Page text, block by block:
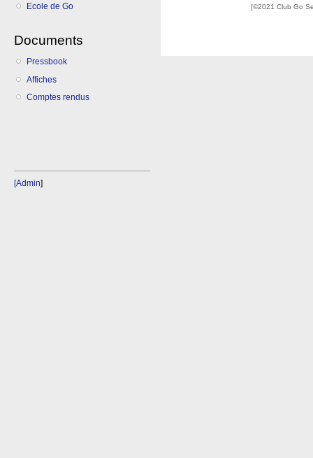
Ecole de Go
Documents
Pressbook
Affiches
Comptes rendus
[Admin]
[©2021 Club Go